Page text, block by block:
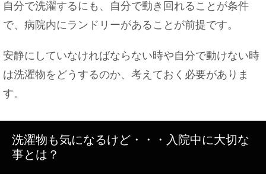
自分で洗濯するにも、自分で動き回れることが条件
で、病院内にランドリーがあることが前提です。
安静にしていなければならない時や自分で動けない時
は洗濯物をどうするのか、考えておく必要がありま
す。
洗濯物も気になるけど・・・入院中に大切な
事とは？